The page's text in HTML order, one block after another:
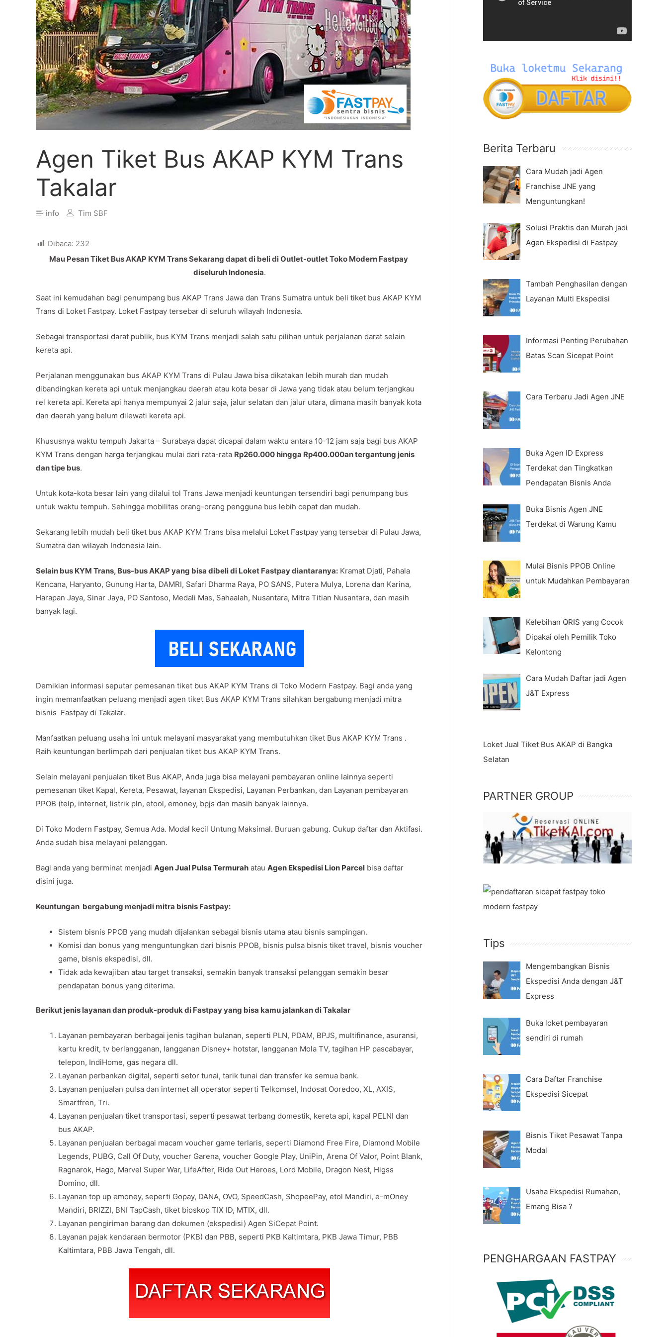
Agen Tiket Bus AKAP KYM Trans
Takalar
info Tim SBF
Dibaca: 232
Mau Pesan Tiket Bus AKAP KYM Trans Sekarang dapat di beli di Outlet-outlet Toko Modern Fastpay
diseluruh Indonesia.
Saat ini kemudahan bagi penumpang bus AKAP Trans Jawa dan Trans Sumatra untuk beli tiket bus AKAP KYM
Trans di Loket Fastpay. Loket Fastpay tersebar di seluruh wilayah Indonesia.
Sebagai transportasi darat publik, bus KYM Trans menjadi salah satu pilihan untuk perjalanan darat selain
kereta api.
Perjalanan menggunakan bus AKAP KYM Trans di Pulau Jawa bisa dikatakan lebih murah dan mudah
dibandingkan kereta api untuk menjangkau daerah atau kota besar di Jawa yang tidak atau belum terjangkau
rel kereta api. Kereta api hanya mempunyai 2 jalur saja, jalur selatan dan jalur utara, dimana masih banyak kota
dan daerah yang belum dilewati kereta api.
Khususnya waktu tempuh Jakarta – Surabaya dapat dicapai dalam waktu antara 10-12 jam saja bagi bus AKAP
KYM Trans dengan harga terjangkau mulai dari rata-rata Rp260.000 hingga Rp400.000an tergantung jenis
dan tipe bus.
Untuk kota-kota besar lain yang dilalui tol Trans Jawa menjadi keuntungan tersendiri bagi penumpang bus
untuk waktu tempuh. Sehingga mobilitas orang-orang pengguna bus lebih cepat dan mudah.
Sekarang lebih mudah beli tiket bus AKAP KYM Trans bisa melalui Loket Fastpay yang tersebar di Pulau Jawa,
Sumatra dan wilayah Indonesia lain.
Selain bus KYM Trans, Bus-bus AKAP yang bisa dibeli di Loket Fastpay diantaranya: Kramat Djati, Pahala
Kencana, Haryanto, Gunung Harta, DAMRI, Safari Dharma Raya, PO SANS, Putera Mulya, Lorena dan Karina,
Harapan Jaya, Sinar Jaya, PO Santoso, Medali Mas, Sahaalah, Nusantara, Mitra Titian Nusantara, dan masih
banyak lagi.
Demikian informasi seputar pemesanan tiket bus AKAP KYM Trans di Toko Modern Fastpay. Bagi anda yang
ingin memanfaatkan peluang menjadi agen tiket Bus AKAP KYM Trans silahkan bergabung menjadi mitra
bisnis Fastpay di Takalar.
Manfaatkan peluang usaha ini untuk melayani masyarakat yang membutuhkan tiket Bus AKAP KYM Trans .
Raih keuntungan berlimpah dari penjualan tiket bus AKAP KYM Trans.
Selain melayani penjualan tiket Bus AKAP, Anda juga bisa melayani pembayaran online lainnya seperti
pemesanan tiket Kapal, Kereta, Pesawat, layanan Ekspedisi, Layanan Perbankan, dan Layanan pembayaran
PPOB (telp, internet, listrik pln, etool, emoney, bpjs dan masih banyak lainnya.
Di Toko Modern Fastpay, Semua Ada. Modal kecil Untung Maksimal. Buruan gabung. Cukup daftar dan Aktifasi.
Anda sudah bisa melayani pelanggan.
Bagi anda yang berminat menjadi Agen Jual Pulsa Termurah atau Agen Ekspedisi Lion Parcel bisa daftar
disini juga.
Keuntungan bergabung menjadi mitra bisnis Fastpay:
Sistem bisnis PPOB yang mudah dijalankan sebagai bisnis utama atau bisnis sampingan.
Komisi dan bonus yang menguntungkan dari bisnis PPOB, bisnis pulsa bisnis tiket travel, bisnis voucher
game, bisnis ekspedisi, dll.
Tidak ada kewajiban atau target transaksi, semakin banyak transaksi pelanggan semakin besar
pendapatan bonus yang diterima.
Berikut jenis layanan dan produk-produk di Fastpay yang bisa kamu jalankan di Takalar
Layanan pembayaran berbagai jenis tagihan bulanan, seperti PLN, PDAM, BPJS, multifinance, asuransi,
kartu kredit, tv berlangganan, langganan Disney+ hotstar, langganan Mola TV, tagihan HP pascabayar,
telepon, IndiHome, gas negara dll.
Layanan perbankan digital, seperti setor tunai, tarik tunai dan transfer ke semua bank.
Layanan penjualan pulsa dan internet all operator seperti Telkomsel, Indosat Ooredoo, XL, AXIS,
Smartfren, Tri.
Layanan penjualan tiket transportasi, seperti pesawat terbang domestik, kereta api, kapal PELNI dan
bus AKAP.
Layanan penjualan berbagai macam voucher game terlaris, seperti Diamond Free Fire, Diamond Mobile
Legends, PUBG, Call Of Duty, voucher Garena, voucher Google Play, UniPin, Arena Of Valor, Point Blank,
Ragnarok, Hago, Marvel Super War, LifeAfter, Ride Out Heroes, Lord Mobile, Dragon Nest, Higss
Domino, dll.
Layanan top up emoney, seperti Gopay, DANA, OVO, SpeedCash, ShopeePay, etol Mandiri, e-mOney
Mandiri, BRIZZI, BNI TapCash, tiket bioskop TIX ID, MTIX, dll.
Layanan pengiriman barang dan dokumen (ekspedisi) Agen SiCepat Point.
Layanan pajak kendaraan bermotor (PKB) dan PBB, seperti PKB Kaltimtara, PKB Jawa Timur, PBB
Kaltimtara, PBB Jawa Tengah, dll.
P
e
Berita Terbaru
Cara Mudah jadi Agen
Franchise JNE yang
Menguntungkan!
Solusi Praktis dan Murah jadi
Agen Ekspedisi di Fastpay
Tambah Penghasilan dengan
Layanan Multi Ekspedisi
Informasi Penting Perubahan
Batas Scan Sicepat Point
Cara Terbaru Jadi Agen JNE
Buka Agen ID Express
Terdekat dan Tingkatkan
Pendapatan Bisnis Anda
Buka Bisnis Agen JNE
Terdekat di Warung Kamu
Mulai Bisnis PPOB Online
untuk Mudahkan Pembayaran
Kelebihan QRIS yang Cocok
Dipakai oleh Pemilik Toko
Kelontong
Cara Mudah Daftar jadi Agen
J&T Express
Loket Jual Tiket Bus AKAP di Bangka
Selatan
PARTNER GROUP
Tips
Mengembangkan Bisnis
Ekspedisi Anda dengan J&T
Express
Buka loket pembayaran
sendiri di rumah
Cara Daftar Franchise
Ekspedisi Sicepat
Bisnis Tiket Pesawat Tanpa
Modal
Usaha Ekspedisi Rumahan,
Emang Bisa ?
PENGHARGAAN FASTPAY